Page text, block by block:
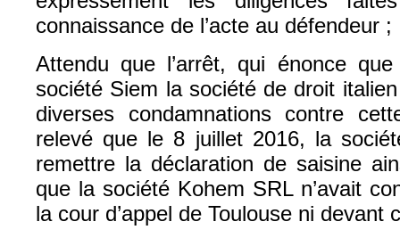
connaissance de l’acte au défendeur ;
Attendu que l’arrêt, qui énonce
société Siem la société de droit
diverses condamnations contre
relevé que le 8 juillet 2016, la
remettre la déclaration de saisine
que la société Kohem SRL n’avait
la cour d’appel de Toulouse ni devant